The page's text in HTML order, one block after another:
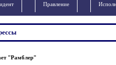
Правление
"Рамблер"